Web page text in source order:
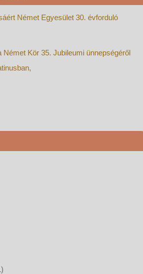
Német Egyesület 30. évforduló
Német Kör 35. Jubileumi ünnepségéről